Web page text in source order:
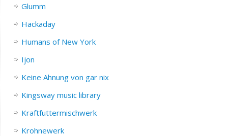
Glumm
Hackaday
Humans of New York
Ijon
Keine Ahnung von gar nix
Kingsway music library
Kraftfuttermischwerk
Krohnewerk